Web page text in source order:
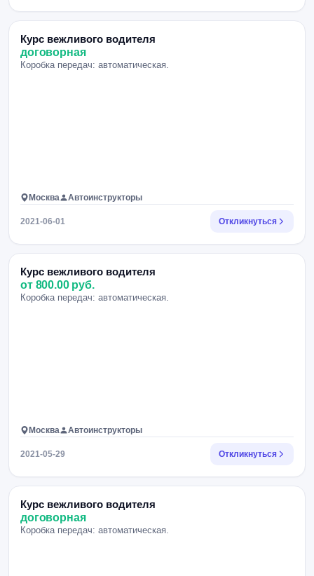
Курс вежливого водителя
договорная
Коробка передач: автоматическая.
Москва Автоинструкторы
2021-06-01 Откликнуться
Курс вежливого водителя
от 800.00 руб.
Коробка передач: автоматическая.
Москва Автоинструкторы
2021-05-29 Откликнуться
Курс вежливого водителя
договорная
Коробка передач: автоматическая.